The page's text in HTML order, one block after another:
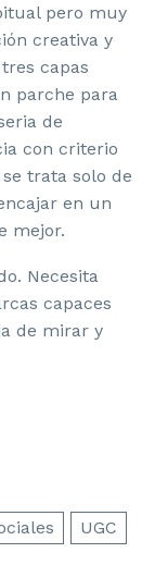
pero muy
creativa y
capas
parche para
de
con criterio
trata solo de
en un
mejor.
Necesita
capaces
de mirar y
UGC